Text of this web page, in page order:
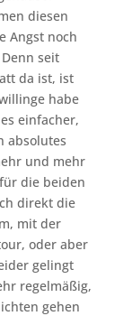
diesen
Angst noch
seit
da ist, ist
habe
einfacher,
absolutes
und mehr
die beiden
direkt die
mit der
oder aber
gelingt
regelmäßig,
gehen